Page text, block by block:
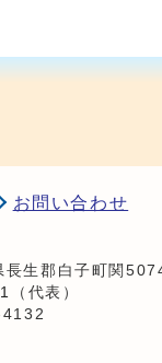
お問い合わせ
生郡白子町関
（代表）